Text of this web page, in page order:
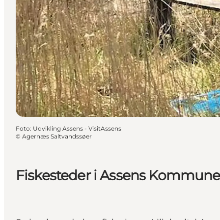
Fiskesteder i Assens Kommune
Foto: Udvikling Assens - VisitAssens
© Agernæs Saltvandssøer